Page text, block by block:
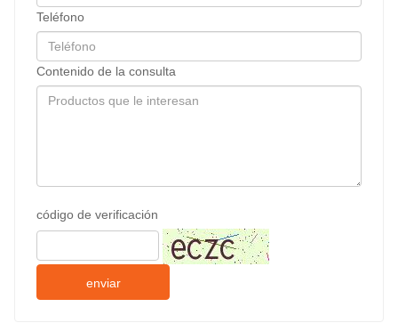
Teléfono
Contenido de la consulta
código de verificación
enviar